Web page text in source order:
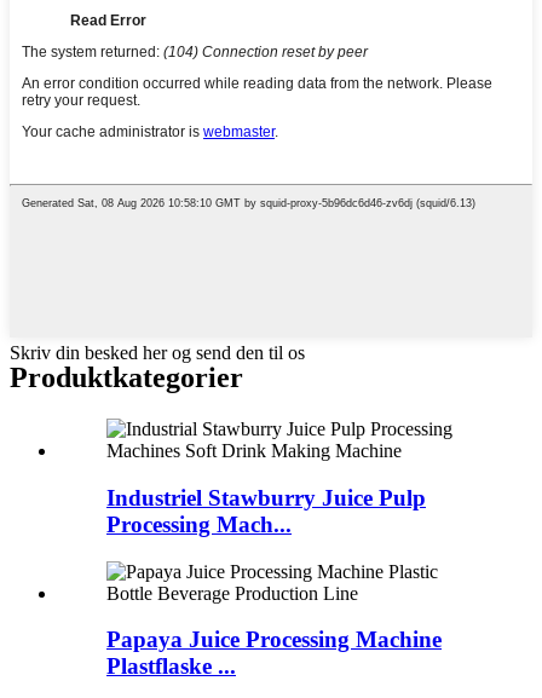
Skriv din besked her og send den til os
Produktkategorier
Industriel Stawburry Juice Pulp
Processing Mach...
Papaya Juice Processing Machine
Plastflaske ...